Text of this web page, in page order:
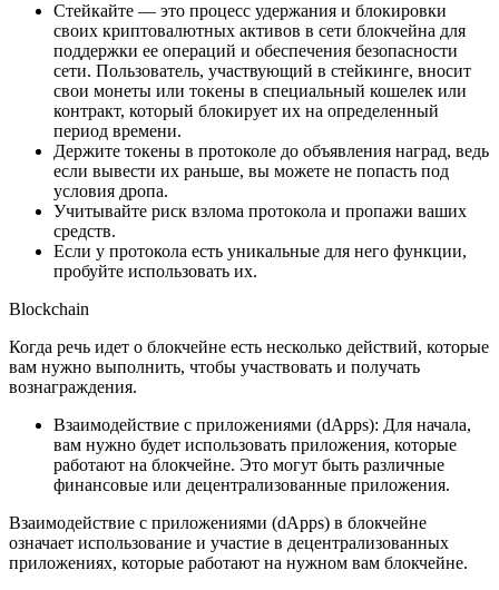
Стейкайте — это процесс удержания и блокировки
своих криптовалютных активов в сети блокчейна для
поддержки ее операций и обеспечения безопасности
сети. Пользователь, участвующий в стейкинге, вносит
свои монеты или токены в специальный кошелек или
контракт, который блокирует их на определенный
период времени.
Держите токены в протоколе до объявления наград, ведь
если вывести их раньше, вы можете не попасть под
условия дропа.
Учитывайте риск взлома протокола и пропажи ваших
средств.
Если у протокола есть уникальные для него функции,
пробуйте использовать их.
Blockchain
Когда речь идет о блокчейне есть несколько действий, которые
вам нужно выполнить, чтобы участвовать и получать
вознаграждения.
Взаимодействие с приложениями (dApps): Для начала,
вам нужно будет использовать приложения, которые
работают на блокчейне. Это могут быть различные
финансовые или децентрализованные приложения.
Взаимодействие с приложениями (dApps) в блокчейне
означает использование и участие в децентрализованных
приложениях, которые работают на нужном вам блокчейне.